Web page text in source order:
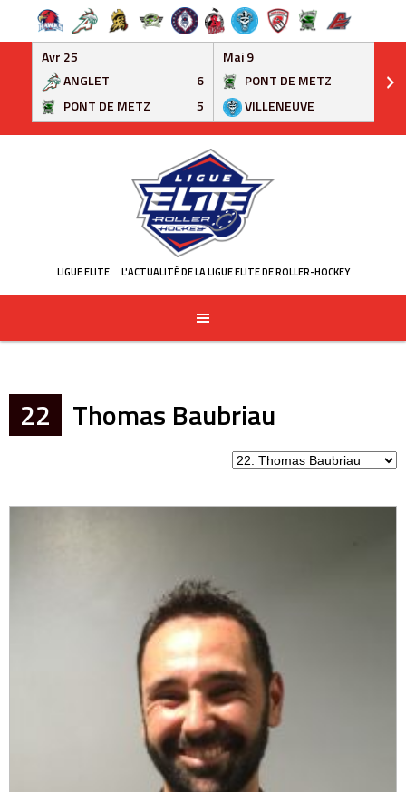
Avr 25
ANGLET
6
PONT DE METZ
5
Mai 9
PONT DE METZ
VILLENEUVE
LIGUE ELITE L'ACTUALITÉ DE LA LIGUE ELITE DE ROLLER-HOCKEY
22 Thomas Baubriau